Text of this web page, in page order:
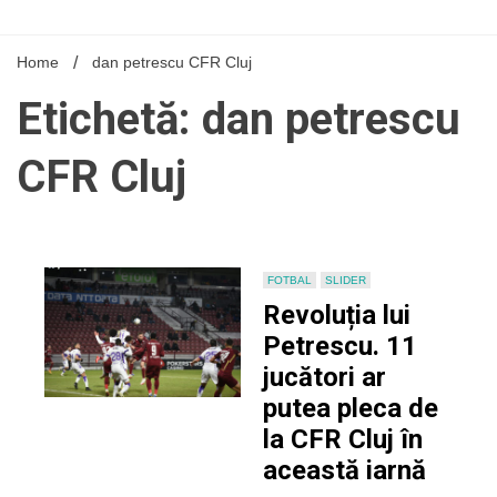
Home dan petrescu CFR Cluj
Etichetă: dan petrescu
CFR Cluj
FOTBAL SLIDER
Revoluția lui
Petrescu. 11
jucători ar
putea pleca de
la CFR Cluj în
această iarnă